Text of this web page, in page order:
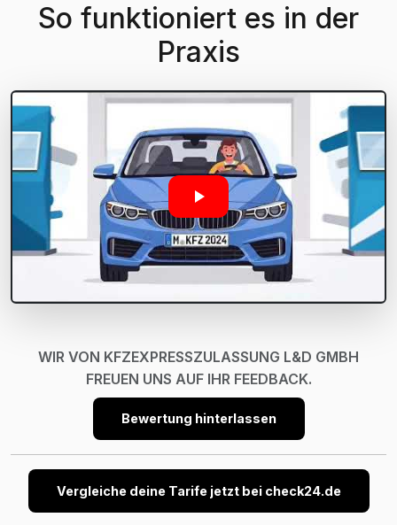
So funktioniert es in der
Praxis
WIR VON KFZEXPRESSZULASSUNG L&D GMBH
FREUEN UNS AUF IHR FEEDBACK.
Bewertung hinterlassen
Vergleiche deine Tarife jetzt bei check24.de